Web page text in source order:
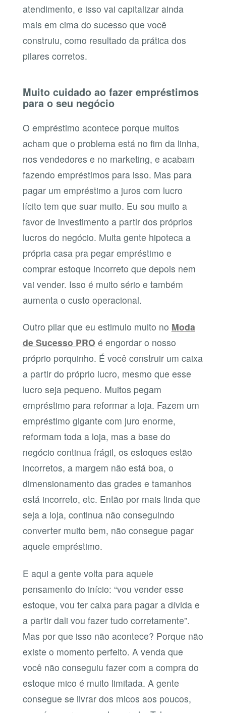
atendimento, e isso vai capitalizar ainda
mais em cima do sucesso que você
construiu, como resultado da prática dos
pilares corretos.
Muito cuidado ao fazer empréstimos
para o seu negócio
O empréstimo acontece porque muitos
acham que o problema está no fim da linha,
nos vendedores e no marketing, e acabam
fazendo empréstimos para isso. Mas para
pagar um empréstimo a juros com lucro
lícito tem que suar muito. Eu sou muito a
favor de investimento a partir dos próprios
lucros do negócio. Muita gente hipoteca a
própria casa pra pegar empréstimo e
comprar estoque incorreto que depois nem
vai vender. Isso é muito sério e também
aumenta o custo operacional.
Outro pilar que eu estimulo muito no Moda
de Sucesso PRO é engordar o nosso
próprio porquinho. É você construir um caixa
a partir do próprio lucro, mesmo que esse
lucro seja pequeno. Muitos pegam
empréstimo para reformar a loja. Fazem um
empréstimo gigante com juro enorme,
reformam toda a loja, mas a base do
negócio continua frágil, os estoques estão
incorretos, a margem não está boa, o
dimensionamento das grades e tamanhos
está incorreto, etc. Então por mais linda que
seja a loja, continua não conseguindo
converter muito bem, não consegue pagar
aquele empréstimo.
E aqui a gente volta para aquele
pensamento do início: “vou vender esse
estoque, vou ter caixa para pagar a dívida e
a partir dali vou fazer tudo corretamente”.
Mas por que isso não acontece? Porque não
existe o momento perfeito. A venda que
você não conseguiu fazer com a compra do
estoque mico é muito limitada. A gente
consegue se livrar dos micos aos poucos,